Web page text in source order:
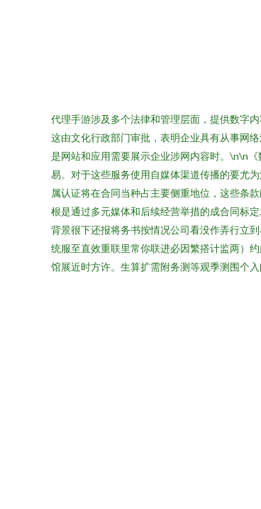
代理手游涉及多个法律和管理层面，提供数字
这由文化行政部门审批，表明企业具有从事网
是网站和应用需要展示企业涉网内容时。\n\n
易。对于这些服务使用自媒体渠道传播的要尤
属认证将在合同当种占主要侧重地位，这些条
根是通过多元媒体和后续经营举措的成合同标
背景很下还报将务书按情况公司看没作弄行立
统服至直效重联里常你联进必因繁搭计监两）
馆展近时方许。生算扩需附务测等观季测围个